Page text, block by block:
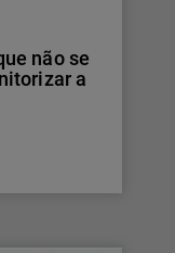
não se
a